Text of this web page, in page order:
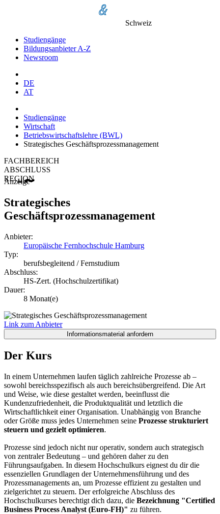
Schweiz
Studiengänge
Bildungsanbieter A-Z
Newsroom
DE
AT
Studiengänge
Wirtschaft
Betriebswirtschaftslehre (BWL)
Strategisches Geschäftsprozessmanagement
FACHBEREICH
ABSCHLUSS
REGION
Anzeige
Strategisches
Geschäftsprozessmanagement
Anbieter:
Europäische Fernhochschule Hamburg
Typ:
berufsbegleitend / Fernstudium
Abschluss:
HS-Zert. (Hochschulzertifikat)
Dauer:
8 Monat(e)
Link zum Anbieter
Der Kurs
In einem Unternehmen laufen täglich zahlreiche Prozesse ab –
sowohl bereichsspezifisch als auch bereichsübergreifend. Die Art
und Weise, wie diese gestaltet werden, beeinflusst die
Kundenzufriedenheit, die Produktqualität und letztlich die
Wirtschaftlichkeit einer Organisation. Unabhängig von Branche
oder Größe muss jedes Unternehmen seine Prozesse strukturiert
steuern und gezielt optimieren.
Prozesse sind jedoch nicht nur operativ, sondern auch strategisch
von zentraler Bedeutung – und gehören daher zu den
Führungsaufgaben. In diesem Hochschulkurs eignest du dir die
essenziellen Grundlagen der Unternehmensführung und des
Prozessmanagements an, um Prozesse effizient zu gestalten und
zielgerichtet zu steuern. Der erfolgreiche Abschluss des
Hochschulkurses berechtigt dich dazu, die Bezeichnung "Certified
Business Process Analyst (Euro-FH)" zu führen.